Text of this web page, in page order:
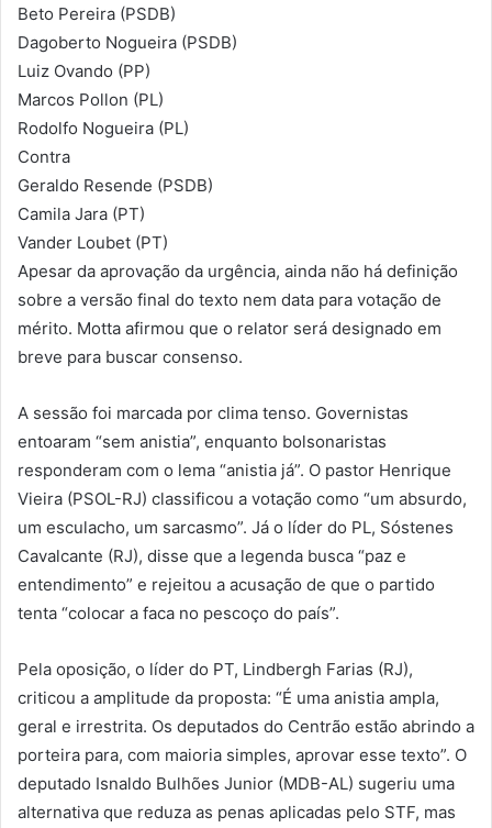
Beto Pereira (PSDB)
Dagoberto Nogueira (PSDB)
Luiz Ovando (PP)
Marcos Pollon (PL)
Rodolfo Nogueira (PL)
Contra
Geraldo Resende (PSDB)
Camila Jara (PT)
Vander Loubet (PT)
Apesar da aprovação da urgência, ainda não há definição
sobre a versão final do texto nem data para votação de
mérito. Motta afirmou que o relator será designado em
breve para buscar consenso.
A sessão foi marcada por clima tenso. Governistas
entoaram “sem anistia”, enquanto bolsonaristas
responderam com o lema “anistia já”. O pastor Henrique
Vieira (PSOL-RJ) classificou a votação como “um absurdo,
um esculacho, um sarcasmo”. Já o líder do PL, Sóstenes
Cavalcante (RJ), disse que a legenda busca “paz e
entendimento” e rejeitou a acusação de que o partido
tenta “colocar a faca no pescoço do país”.
Pela oposição, o líder do PT, Lindbergh Farias (RJ),
criticou a amplitude da proposta: “É uma anistia ampla,
geral e irrestrita. Os deputados do Centrão estão abrindo a
porteira para, com maioria simples, aprovar esse texto”. O
deputado Isnaldo Bulhões Junior (MDB-AL) sugeriu uma
alternativa que reduza as penas aplicadas pelo STF, mas